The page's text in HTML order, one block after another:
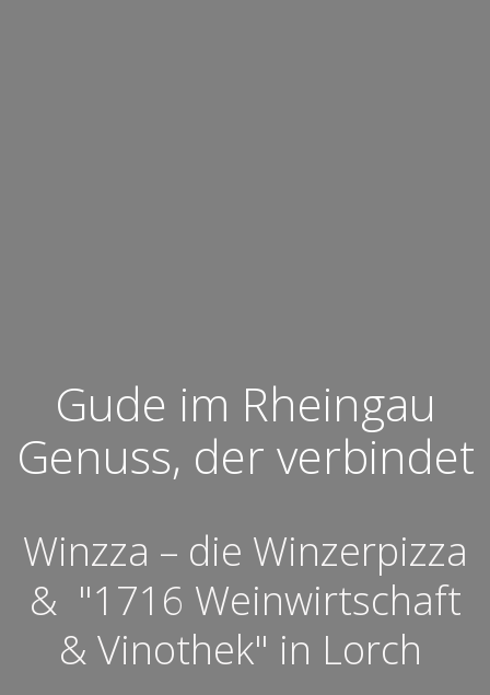
Gude im Rheingau
Genuss, der verbindet
Winzza – die Winzerpizza
& "1716 Weinwirtschaft
& Vinothek" in Lorch